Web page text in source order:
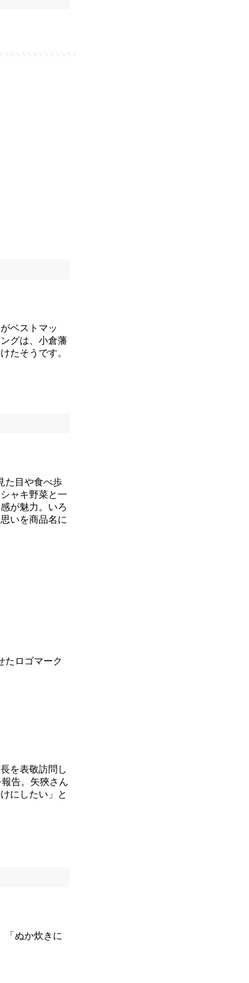
ベストマッ
グは、小倉藩
たそうです。
た目や食べ歩
ャキ野菜と一
が魅力。いろ
いを商品名に
たロゴマーク
を表敬訪問し
告。矢狹さん
にしたい」と
「ぬか炊きに